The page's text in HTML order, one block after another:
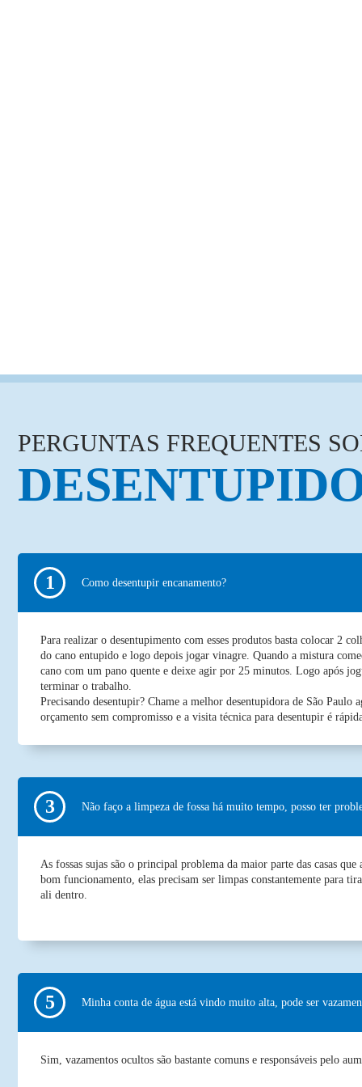
PERGUNTAS FREQUENTES
Como desentupir encanamento?
Para realizar o desentupimento com esses produtos basta colocar 2
do cano entupido e logo depois jogar vinagre. Quando a mistura
cano com um pano quente e deixe agir por 25 minutos. Logo após
terminar o trabalho.
Precisando desentupir? Chame a melhor desentupidora de São Paulo
orçamento sem compromisso e a visita técnica para desentupir é
Não faço a limpeza de fossa há muito tempo, posso ter
As fossas sujas são o principal problema da maior parte das casas
bom funcionamento, elas precisam ser limpas constantemente para
ali dentro.
Minha conta de água está vindo muito alta, pode ser
Sim, vazamentos ocultos são bastante comuns e responsáveis pelo